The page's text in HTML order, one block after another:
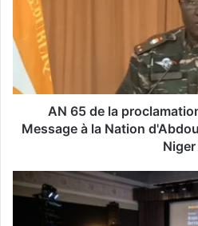
d
s
a
AN 65 de la
Message à la Nation
Niger